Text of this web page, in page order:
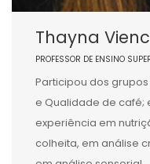
Thayna
PROFESSOR DE ENSINO
Participou dos
e Qualidade de café;
experiência em
colheita, em análise